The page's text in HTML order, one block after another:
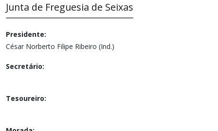
Junta de Freguesia de Seixas
Presidente:
César Norberto Filipe Ribeiro (Ind.)
Secretário:
Tesoureiro: